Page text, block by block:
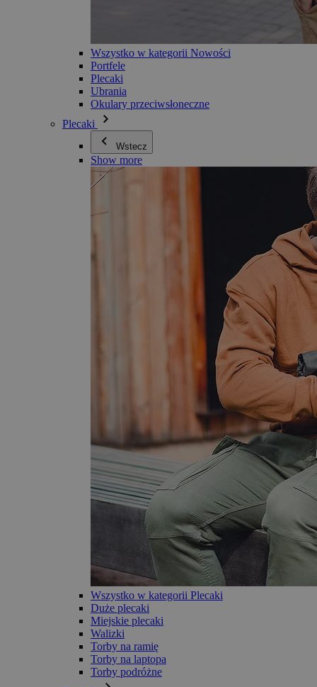
Wszystko w kategorii Nowości
Portfele
Plecaki
Ubrania
Okulary przeciwsłoneczne
Plecaki
Wstecz
Show more
Wszystko w kategorii Plecaki
Duże plecaki
Miejskie plecaki
Walizki
Torby na ramię
Torby na laptopa
Torby podróżne